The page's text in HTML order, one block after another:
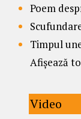
Poem
Timpul
Afișează
Video